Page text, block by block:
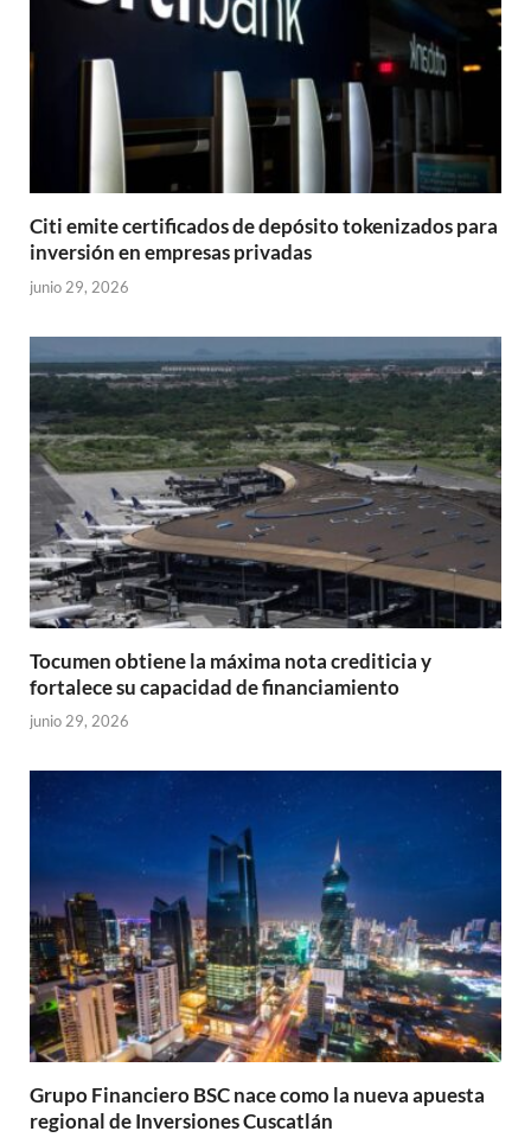
Citi emite certificados de depósito tokenizados para
inversión en empresas privadas
junio 29, 2026
Tocumen obtiene la máxima nota crediticia y
fortalece su capacidad de financiamiento
junio 29, 2026
Grupo Financiero BSC nace como la nueva apuesta
regional de Inversiones Cuscatlán